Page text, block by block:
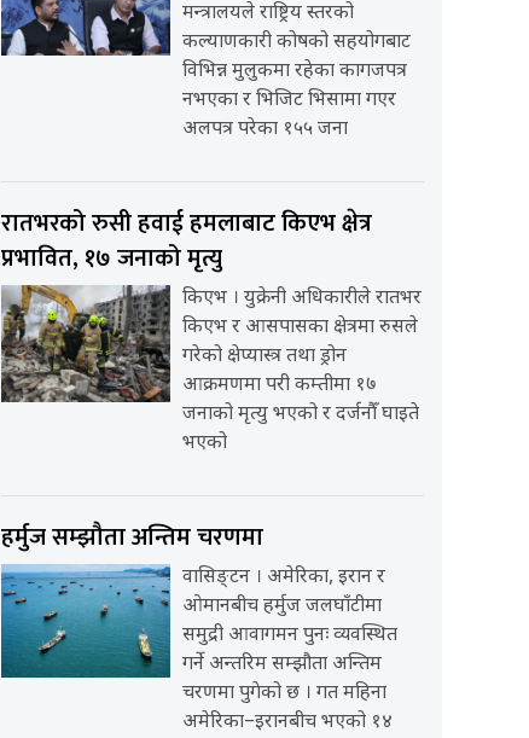
मन्त्रालयले राष्ट्रिय स्तरको
कल्याणकारी कोषको सहयोगबाट
विभिन्न मुलुकमा रहेका कागजपत्र
नभएका र भिजिट भिसामा गएर
अलपत्र परेका १५५ जना
रातभरको रुसी हवाई हमलाबाट किएभ क्षेत्र
प्रभावित, १७ जनाको मृत्यु
किएभ । युक्रेनी अधिकारीले रातभर
किएभ र आसपासका क्षेत्रमा रुसले
गरेको क्षेप्यास्त्र तथा ड्रोन
आक्रमणमा परी कम्तीमा १७
जनाको मृत्यु भएको र दर्जनौँ घाइते
भएको
हर्मुज सम्झौता अन्तिम चरणमा
वासिङ्टन । अमेरिका, इरान र
ओमानबीच हर्मुज जलघाँटीमा
समुद्री आवागमन पुनः व्यवस्थित
गर्ने अन्तरिम सम्झौता अन्तिम
चरणमा पुगेको छ । गत महिना
अमेरिका–इरानबीच भएको १४